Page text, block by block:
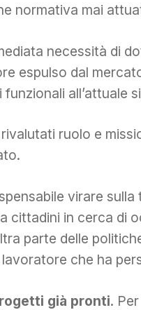
normativa mai
necessità di
espulso dal
all’attuale
ruolo e
virare
cittadini in cerca di
parte delle
che ha
già pronti.